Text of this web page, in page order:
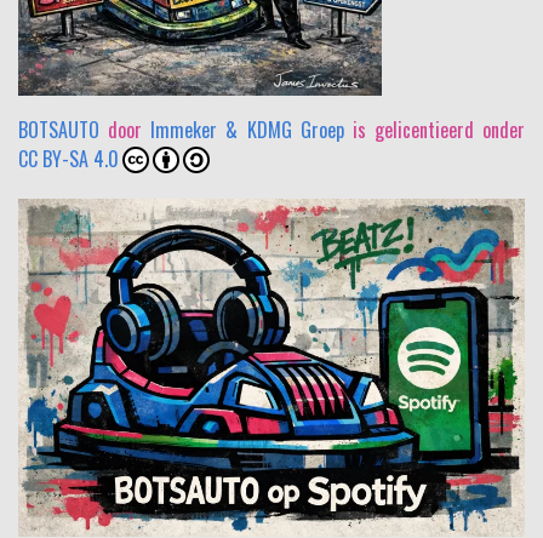
BOTSAUTO door Immeker & KDMG Groepis gelicentieerd onder
CC BY-SA 4.0